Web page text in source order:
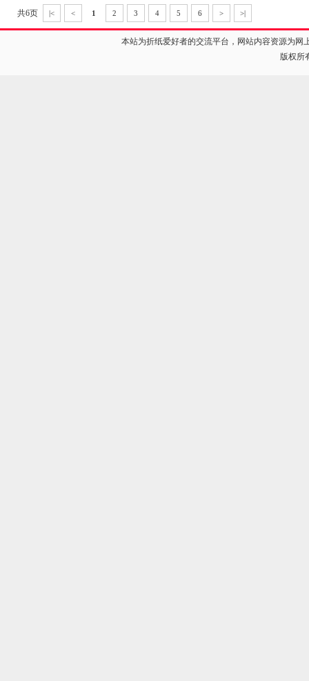
共6页 |< < 1 2 3 4 5 6 > >|
本站为折纸爱好者的交流平台，网站内容资源为
版权所